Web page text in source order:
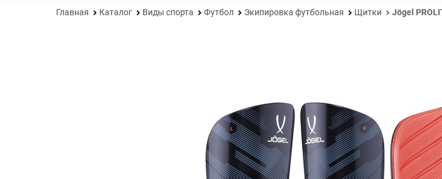
Главная Каталог Виды спорта Футбол Экипировка футбольная Щитки Jögel